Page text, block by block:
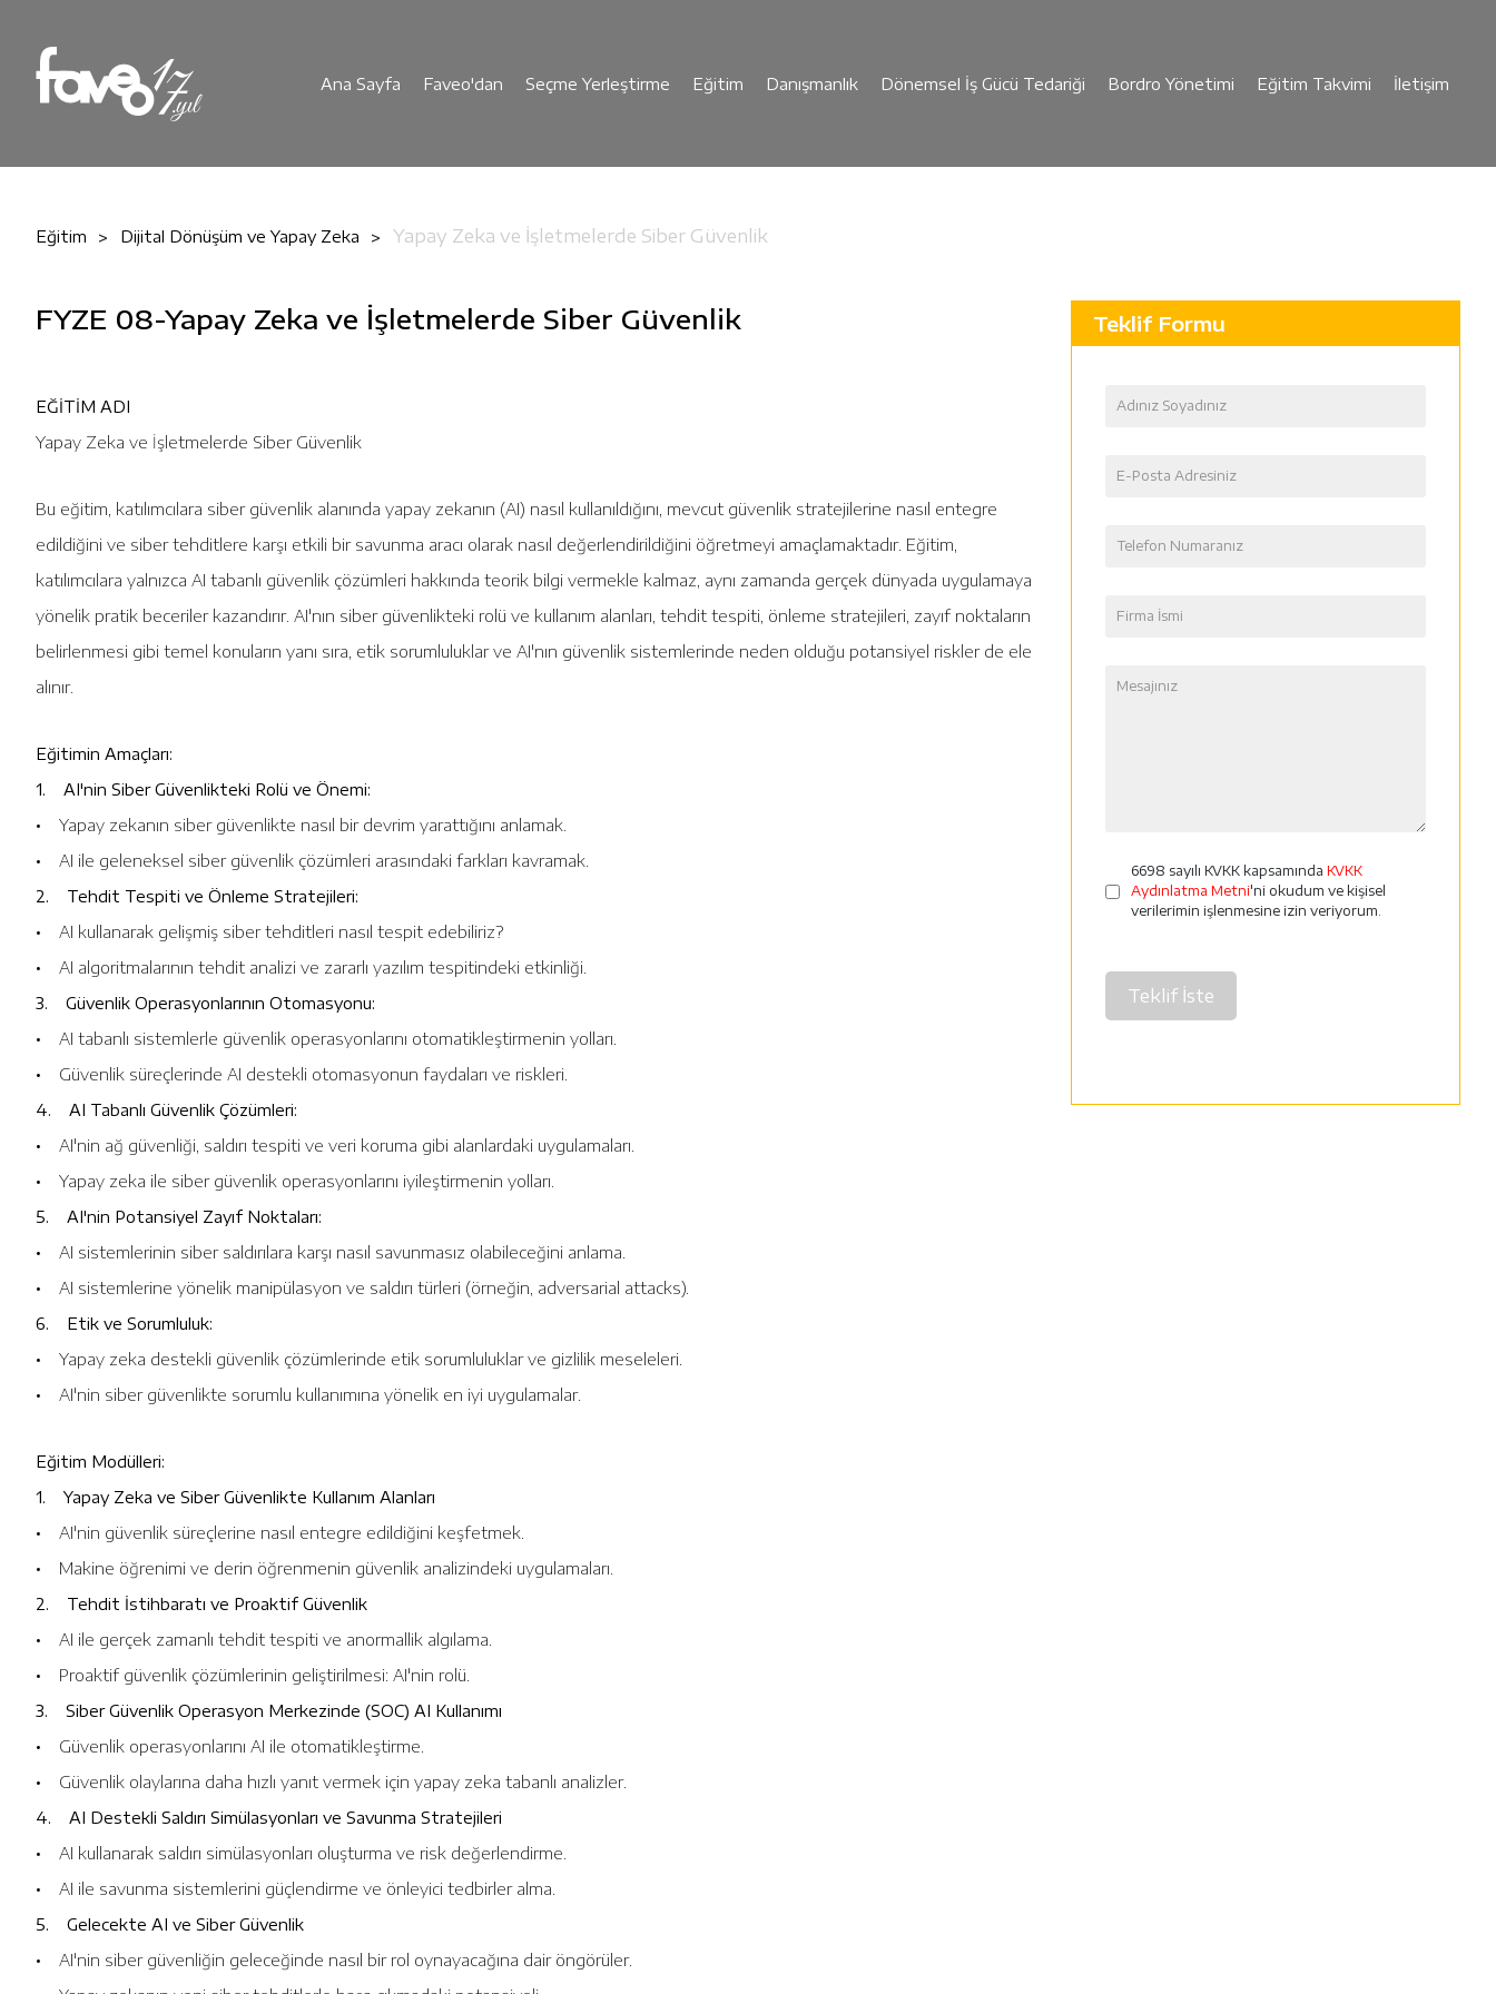
Ana Sayfa Faveo'dan Seçme Yerleştirme Eğitim Danışmanlık Dönemsel İş Gücü Tedariği Bordro Yönetimi Eğitim Takvimi İletişim
Eğitim Dijital Dönüşüm ve Yapay Zeka Yapay Zeka ve İşletmelerde Siber Güvenlik
FYZE 08-Yapay Zeka ve İşletmelerde Siber Güvenlik
EĞİTİM ADI
Yapay Zeka ve İşletmelerde Siber Güvenlik
Bu eğitim, katılımcılara siber güvenlik alanında yapay zekanın (AI) nasıl kullanıldığını, mevcut güvenlik stratejilerine nasıl entegre
edildiğini ve siber tehditlere karşı etkili bir savunma aracı olarak nasıl değerlendirildiğini öğretmeyi amaçlamaktadır. Eğitim,
katılımcılara yalnızca AI tabanlı güvenlik çözümleri hakkında teorik bilgi vermekle kalmaz, aynı zamanda gerçek dünyada uygulamaya
yönelik pratik beceriler kazandırır. AI'nın siber güvenlikteki rolü ve kullanım alanları, tehdit tespiti, önleme stratejileri, zayıf noktaların
belirlenmesi gibi temel konuların yanı sıra, etik sorumluluklar ve AI'nın güvenlik sistemlerinde neden olduğu potansiyel riskler de ele
alınır.
Eğitimin Amaçları:
1. AI'nin Siber Güvenlikteki Rolü ve Önemi:
• Yapay zekanın siber güvenlikte nasıl bir devrim yarattığını anlamak.
• AI ile geleneksel siber güvenlik çözümleri arasındaki farkları kavramak.
2. Tehdit Tespiti ve Önleme Stratejileri:
• AI kullanarak gelişmiş siber tehditleri nasıl tespit edebiliriz?
• AI algoritmalarının tehdit analizi ve zararlı yazılım tespitindeki etkinliği.
3. Güvenlik Operasyonlarının Otomasyonu:
• AI tabanlı sistemlerle güvenlik operasyonlarını otomatikleştirmenin yolları.
• Güvenlik süreçlerinde AI destekli otomasyonun faydaları ve riskleri.
4. AI Tabanlı Güvenlik Çözümleri:
• AI'nin ağ güvenliği, saldırı tespiti ve veri koruma gibi alanlardaki uygulamaları.
• Yapay zeka ile siber güvenlik operasyonlarını iyileştirmenin yolları.
5. AI'nin Potansiyel Zayıf Noktaları:
• AI sistemlerinin siber saldırılara karşı nasıl savunmasız olabileceğini anlama.
• AI sistemlerine yönelik manipülasyon ve saldırı türleri (örneğin, adversarial attacks).
6. Etik ve Sorumluluk:
• Yapay zeka destekli güvenlik çözümlerinde etik sorumluluklar ve gizlilik meseleleri.
• AI'nin siber güvenlikte sorumlu kullanımına yönelik en iyi uygulamalar.
Eğitim Modülleri:
1. Yapay Zeka ve Siber Güvenlikte Kullanım Alanları
• AI'nin güvenlik süreçlerine nasıl entegre edildiğini keşfetmek.
• Makine öğrenimi ve derin öğrenmenin güvenlik analizindeki uygulamaları.
2. Tehdit İstihbaratı ve Proaktif Güvenlik
• AI ile gerçek zamanlı tehdit tespiti ve anormallik algılama.
• Proaktif güvenlik çözümlerinin geliştirilmesi: AI'nin rolü.
3. Siber Güvenlik Operasyon Merkezinde (SOC) AI Kullanımı
• Güvenlik operasyonlarını AI ile otomatikleştirme.
• Güvenlik olaylarına daha hızlı yanıt vermek için yapay zeka tabanlı analizler.
4. AI Destekli Saldırı Simülasyonları ve Savunma Stratejileri
• AI kullanarak saldırı simülasyonları oluşturma ve risk değerlendirme.
• AI ile savunma sistemlerini güçlendirme ve önleyici tedbirler alma.
5. Gelecekte AI ve Siber Güvenlik
• AI'nin siber güvenliğin geleceğinde nasıl bir rol oynayacağına dair öngörüler.
Teklif Formu
6698 sayılı KVKK kapsamında KVKK
Aydınlatma Metni'ni okudum ve kişisel
verilerimin işlenmesine izin veriyorum.
Teklif İste